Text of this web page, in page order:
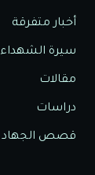
أخبار متفرقة
سيرة الشهداء
مقالات
دراسات
قصص الجهاد